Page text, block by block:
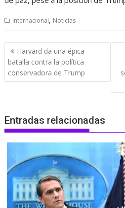
Internacional, Noticias
Navegación
de
entradas
Harvard da una épica
batalla contra la política
conservadora de Trump
Entradas relacionadas